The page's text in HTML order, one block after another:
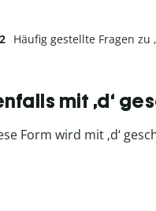
Häufig gestellte Fragen zu
mit ‚d‘
Form wird mit ‚d‘